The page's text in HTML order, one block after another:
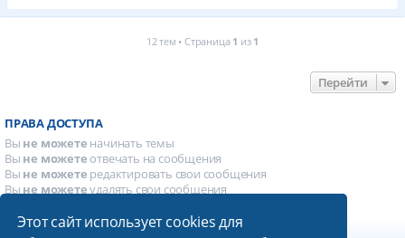
Этот сайт использует cookies для
12 тем • Страница 1 из 1
Перейти
ПРАВА ДОСТУПА
Вы не можете начинать темы
Вы не можете отвечать на сообщения
Вы не можете редактировать свои сообщения
Вы не можетеудалять свои сообщения